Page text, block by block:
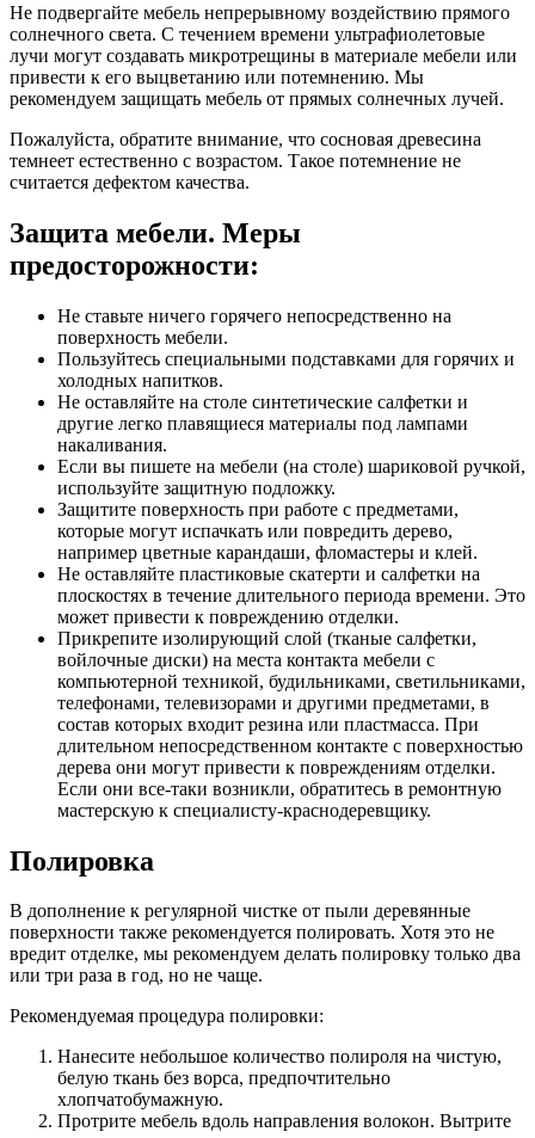
Не подвергайте мебель непрерывному воздействию прямого
солнечного света. С течением времени ультрафиолетовые
лучи могут создавать микротрещины в материале мебели или
привести к его выцветанию или потемнению. Мы
рекомендуем защищать мебель от прямых солнечных лучей.
Пожалуйста, обратите внимание, что сосновая древесина
темнеет естественно с возрастом. Такое потемнение не
считается дефектом качества.
Защита мебели. Меры
предосторожности:
Не ставьте ничего горячего непосредственно на
поверхность мебели.
Пользуйтесь специальными подставками для горячих и
холодных напитков.
Не оставляйте на столе синтетические салфетки и
другие легко плавящиеся материалы под лампами
накаливания.
Если вы пишете на мебели (на столе) шариковой ручкой,
используйте защитную подложку.
Защитите поверхность при работе с предметами,
которые могут испачкать или повредить дерево,
например цветные карандаши, фломастеры и клей.
Не оставляйте пластиковые скатерти и салфетки на
плоскостях в течение длительного периода времени. Это
может привести к повреждению отделки.
Прикрепите изолирующий слой (тканые салфетки,
войлочные диски) на места контакта мебели с
компьютерной техникой, будильниками, светильниками,
телефонами, телевизорами и другими предметами, в
состав которых входит резина или пластмасса. При
длительном непосредственном контакте с поверхностью
дерева они могут привести к повреждениям отделки.
Если они все-таки возникли, обратитесь в ремонтную
мастерскую к специалисту-краснодеревщику.
Полировка
В дополнение к регулярной чистке от пыли деревянные
поверхности также рекомендуется полировать. Хотя это не
вредит отделке, мы рекомендуем делать полировку только два
или три раза в год, но не чаще.
Рекомендуемая процедура полировки:
Нанесите небольшое количество полироля на чистую,
белую ткань без ворса, предпочтительно
хлопчатобумажную.
Протрите мебель вдоль направления волокон. Вытрите